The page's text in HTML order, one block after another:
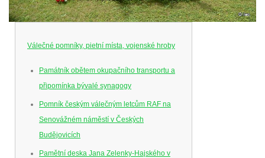
Válečné pomníky, pietní místa, vojenské hroby
Památník obětem okupačního transportu a
připomínka bývalé synagogy
Pomník českým válečným letcům RAF na
Senovážném náměstí v Českých
Budějovicích
Pamětní deska Jana Zelenky-Hajského v